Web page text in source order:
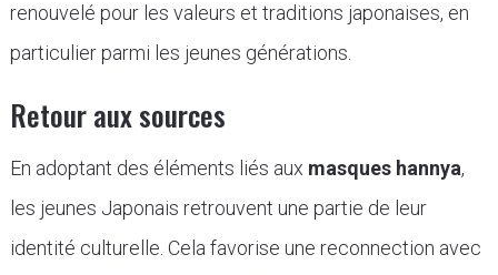
renouvelé pour les valeurs et traditions japonaises, en
particulier parmi les jeunes générations.
Retour aux sources
En adoptant des éléments liés aux masques hannya,
les jeunes Japonais retrouvent une partie de leur
identité culturelle. Cela favorise une reconnection avec